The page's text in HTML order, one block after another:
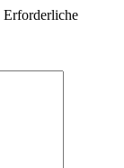
Erforderliche